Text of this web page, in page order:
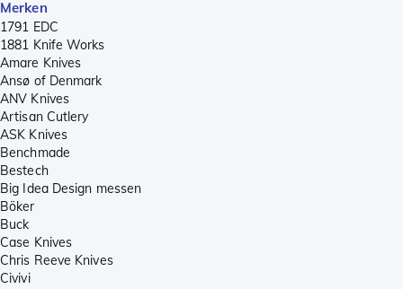
Merken
1791 EDC
1881 Knife Works
Amare Knives
Ansø of Denmark
ANV Knives
Artisan Cutlery
ASK Knives
Benchmade
Bestech
Big Idea Design messen
Böker
Buck
Case Knives
Chris Reeve Knives
Civivi